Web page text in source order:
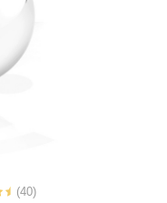
(40)